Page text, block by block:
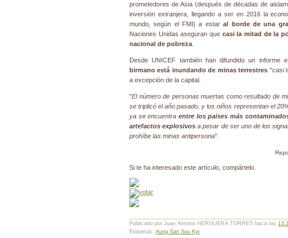
prometedores de Asia (después de décadas de
inversión extranjera, llegando a ser en 2016 la
mundo, según el FMI) a estaral borde de una
Naciones Unidas aseguran que casi la mitad de la
nacional de pobreza
Desde UNICEF también han difundido un informe
birmano está inundando de minas terrestres "casi
a excepción de la capital.
"El número de personas muertas como resultado de
se triplicó el año pasado, y los niños representan el
ya se encuentraentre los países más
artefactos explosivos a pesar de ser uno de los
prohíbe las minas antipersona".
Si te ha interesado este artículo, compártelo.
Publicado por Juan Antonio HERGUERA TORRES hacia las
Etiquetas: Aung San Suu Kyi